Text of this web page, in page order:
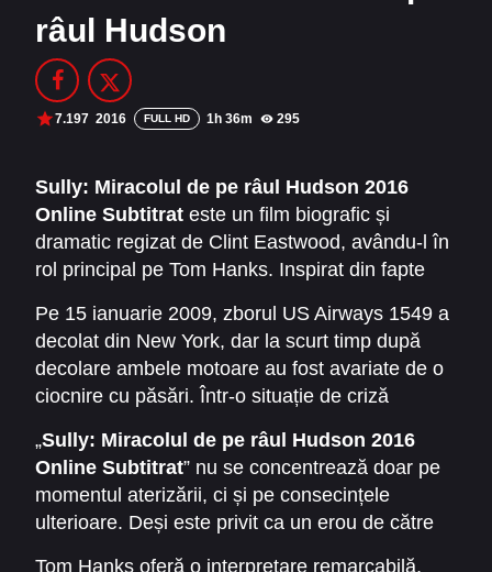
Filme Online 2014
Filme Online 2012
Filme Online 2010
DMCA
SERIALE ONLINE
TERMENI ȘI CONDIȚII
CONTACT
râul Hudson
7.197 2016 FULL HD 1h 36m 295
Sully: Miracolul de pe râul Hudson 2016
Online Subtitrat este un film biografic și
dramatic regizat de Clint Eastwood, avându-l în
rol principal pe Tom Hanks. Inspirat din fapte
„Sully” Sullenberger, pilotul care a reușit una
dintre cele mai spectaculoase aterizări de
urgență din istoria aviației moderne.
Pe 15 ianuarie 2009, zborul US Airways 1549 a
decolat din New York, dar la scurt timp după
decolare ambele motoare au fost avariate de o
ciocnire cu păsări. Într-o situație de criză
ateriza avionul pe râul Hudson. Datorită
curajului și profesionalismului său, toți cei 155
de pasageri și membri ai echipajului au
supraviețuit, evenimentul fiind numit ulterior
„Miracolul de pe Hudson”.
„Sully: Miracolul de pe râul Hudson 2016
Online Subtitrat” nu se concentrează doar pe
momentul aterizării, ci și pe consecințele
ulterioare. Deși este privit ca un erou de către
Tom Hanks oferă o interpretare remarcabilă,